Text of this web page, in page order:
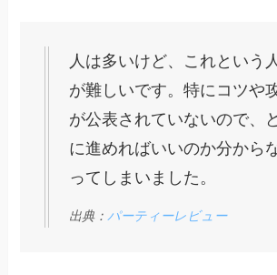
人は多いけど、これという
が難しいです。特にコツや
が公表されていないので、
に進めればいいのか分から
ってしまいました。
出典： パーティーレビュー